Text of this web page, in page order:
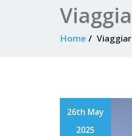
Home
26th May
2025